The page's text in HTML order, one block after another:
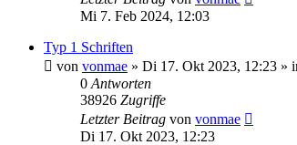
Mi 7. Feb 2024, 12:03
Typ 1 Schriften
von vonmae » Di 17. Okt 2023, 12:23 »
0 Antworten
38926 Zugriffe
Letzter Beitrag von vonmae
Di 17. Okt 2023, 12:23